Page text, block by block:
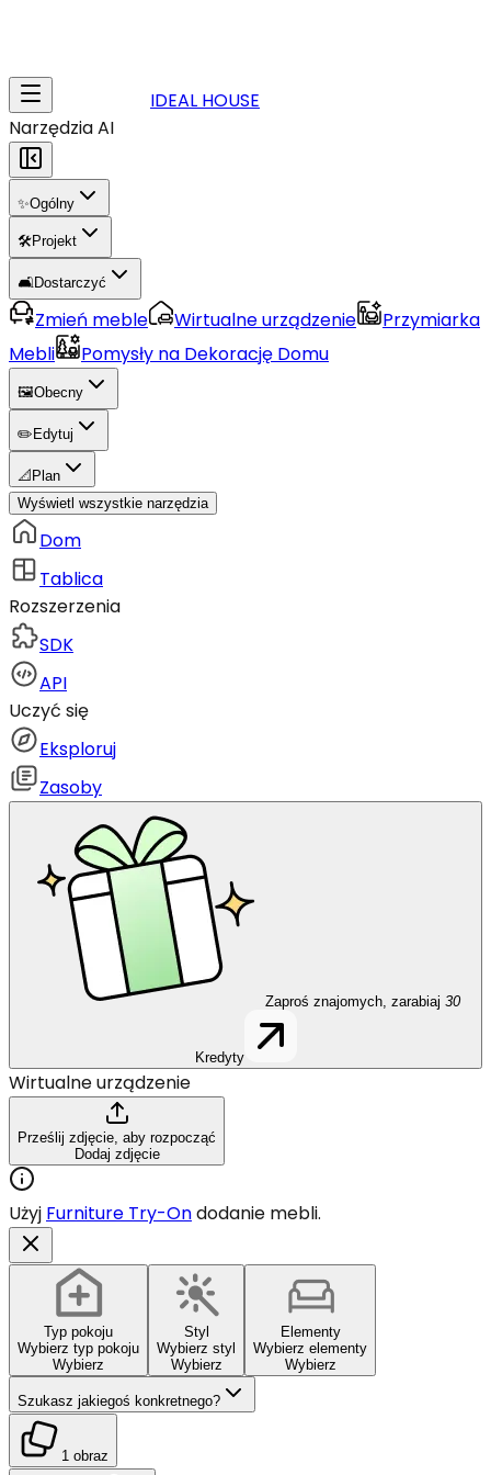
IDEAL HOUSE
Narzędzia AI
✨Ogólny
🛠️Projekt
🛋️Dostarczyć
Zmień meble Wirtualne urządzenie
Przymiarka
Mebli
Pomysły na Dekorację Domu
🖼️Obecny
✏️ Edytuj
📐 Plan
Wyświetl wszystkie narzędzia
Dom
Tablica
Rozszerzenia
SDK
API
Uczyć się
Eksploruj
Zasoby
Zaproś znajomych, zarabiaj 30
Kredyty
Wirtualne urządzenie
Prześlij zdjęcie, aby rozpocząć
Dodaj zdjęcie
Użyj Furniture Try-Ondodanie mebli.
Typ pokoju
Wybierz typ pokoju
Wybierz
Styl
Wybierz styl
Wybierz
Elementy
Wybierz elementy
Wybierz
Szukasz jakiegoś konkretnego?
1 obraz